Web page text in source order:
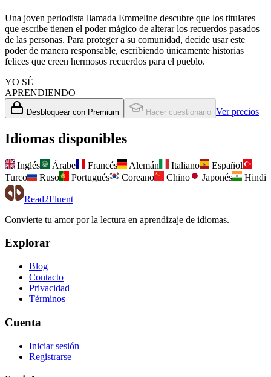
Una joven periodista llamada Emmeline descubre que los titulares
que escribe tienen el poder mágico de alterar los recuerdos pasados
de las personas. Para proteger a su comunidad, decide usar este
poder de manera responsable, escribiendo únicamente historias
felices que creen hermosos recuerdos para el pueblo.
YO SÉ
APRENDIENDO
Desbloquear con Premium Hacer cuestionario Ver precios
Idiomas disponibles
Inglés Árabe Francés Alemán Italiano
Español
Turco
Ruso Portugués Coreano Chino Japonés Hindi
Read2Fluent
Convierte tu amor por la lectura en aprendizaje de idiomas.
Explorar
Blog
Contacto
Privacidad
Términos
Cuenta
Iniciar sesión
Registrarse